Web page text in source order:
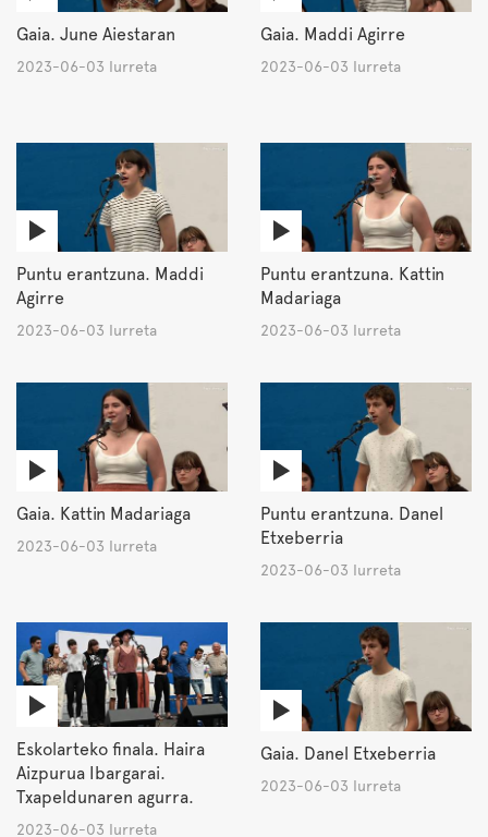
Gaia. June Aiestaran
2023-06-03 Iurreta
Gaia. Maddi Agirre
2023-06-03 Iurreta
Puntu erantzuna. Maddi
Agirre
2023-06-03 Iurreta
Puntu erantzuna. Kattin
Madariaga
2023-06-03 Iurreta
Gaia. Kattin Madariaga
2023-06-03 Iurreta
Puntu erantzuna. Danel
Etxeberria
2023-06-03 Iurreta
Eskolarteko finala. Haira
Aizpurua Ibargarai.
Txapeldunaren agurra.
2023-06-03 Iurreta
Gaia. Danel Etxeberria
2023-06-03 Iurreta